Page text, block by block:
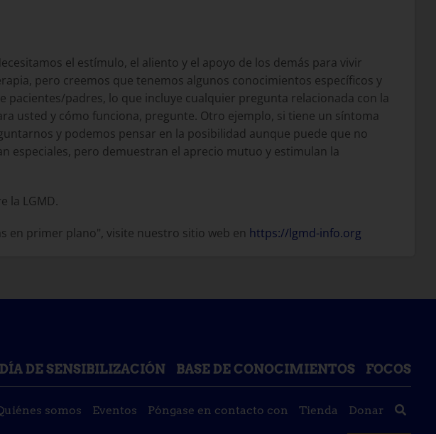
el estímulo, el aliento y el apoyo de los demás para vivir
pero creemos que tenemos algunos conocimientos específicos y
padres, lo que incluye cualquier pregunta relacionada con la
usted y cómo funciona, pregunte. Otro ejemplo, si tiene un síntoma
y podemos pensar en la posibilidad aunque puede que no
especiales, pero demuestran el aprecio mutuo y estimulan la
la LGMD.
en primer plano", visite nuestro sitio web en https://lgmd-info.org
DÍA DE SENSIBILIZACIÓN BASE DE CONOCIMIENTOS FOCOS
somos Eventos Póngase en contacto con Tienda Donar